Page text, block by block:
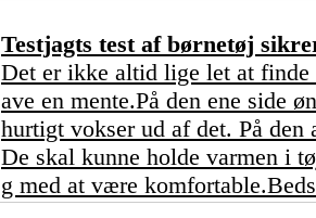
Testjagts test af børnetøj
Det er ikke altid lige let at
ave en mente.På den ene side
hurtigt vokser ud af det. På
De skal kunne holde varmen i
g med at være